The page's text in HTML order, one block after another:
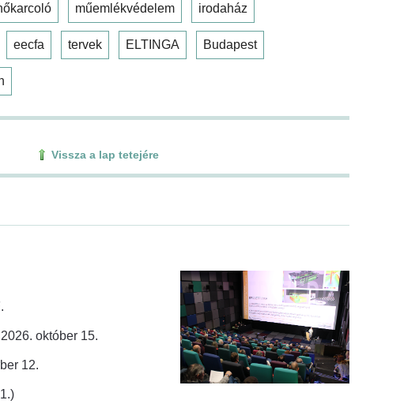
műemlékvédelem irodaház
eecfa tervek ELTINGA Budapest
Vissza a lap tetejére
október 15.
12.